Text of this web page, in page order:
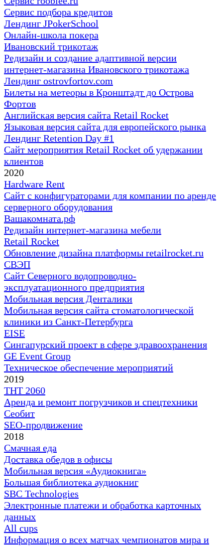
Сервис подбора кредитов
Лендинг JPokerSchool
Онлайн-школа покера
Ивановский трикотаж
Редизайн и создание адаптивной версии
интернет-магазина Ивановского трикотажа
Лендинг ostrovfortov.com
Билеты на метеоры в Кронштадт до Острова
Фортов
Английская версия сайта Retail Rocket
Языковая версия сайта для европейского рынка
Лендинг Retention Day #1
Сайт мероприятия Retail Rocket об удержании
клиентов
2020
Hardware Rent
Сайт с конфигураторами для компании по аренде
серверного оборудования
Вашакомната.рф
Редизайн интернет-магазина мебели
Retail Rocket
Обновление дизайна платформы retailrocket.ru
СВЭП
Сайт Северного водопроводно-
эксплуатационного предприятия
Мобильная версия Денталики
Мобильная версия сайта стоматологической
клиники из Санкт-Петербурга
EISE
Сингапурский проект в сфере здравоохранения
GE Event Group
Техническое обеспечение мероприятий
2019
ТНТ 2060
Аренда и ремонт погрузчиков и спецтехники
Сеобит
SEO-продвижение
2018
Смачная еда
Доставка обедов в офисы
Мобильная версия «Аудиокнига»
Большая библиотека аудиокниг
SBC Technologies
Электронные платежи и обработка карточных
данных
All cups
Информация о всех матчах чемпионатов мира и